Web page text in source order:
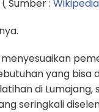
( Sumber : Wikipedia
yang bisa
di
seringkali